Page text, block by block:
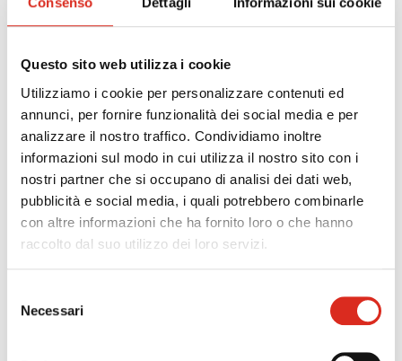
Questo sito web utilizza i cookie
Utilizziamo i cookie per personalizzare contenuti ed
annunci, per fornire funzionalità dei social media e per
analizzare il nostro traffico. Condividiamo inoltre
informazioni sul modo in cui utilizza il nostro sito con i
nostri partner che si occupano di analisi dei dati web,
pubblicità e social media, i quali potrebbero combinarle
con altre informazioni che ha fornito loro o che hanno
raccolto dal suo utilizzo dei loro servizi.
delNecessari
formazione finalizzate all'acquisizione o al
dell'impresa, delle competenze nelle tecnologie rilevanti
per la realizzazione del processo di trasformazione
tecnologica e digitale delle imprese previsto dal «Piano
nazionale Impresa 4.0».
Costituiscono in particolare attività ammissibili al
credito d'imposta le attività di formazione concernenti
le seguenti tecnologie:
big data e analisi dei dati;
sistemi cyber-fisici;
sistemi di visualizzazione e realtà aumentata;